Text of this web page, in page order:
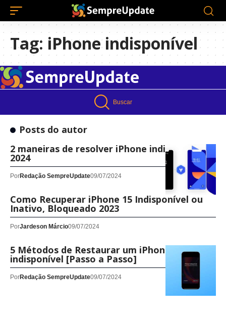
Tag: iPhone indisponível
Buscar
Posts do autor
2 maneiras de resolver iPhone indisponível
2024
PorRedação SempreUpdate09/07/2024
Como Recuperar iPhone 15 Indisponível ou
Inativo, Bloqueado 2023
PorJardeson Márcio09/07/2024
5 Métodos de Restaurar um iPhone
indisponível [Passo a Passo]
PorRedação SempreUpdate09/07/2024